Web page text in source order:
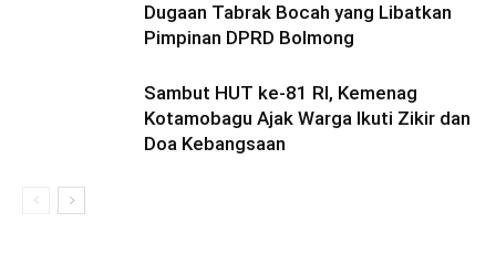
Dugaan Tabrak Bocah yang Libatkan
Pimpinan DPRD Bolmong
Sambut HUT ke-81 RI, Kemenag
Kotamobagu Ajak Warga Ikuti Zikir dan
Doa Kebangsaan